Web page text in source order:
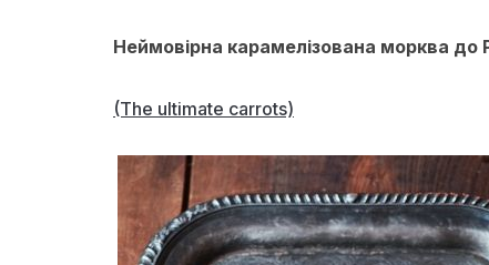
Неймовірна карамелізована морква до
(The ultimate carrots)